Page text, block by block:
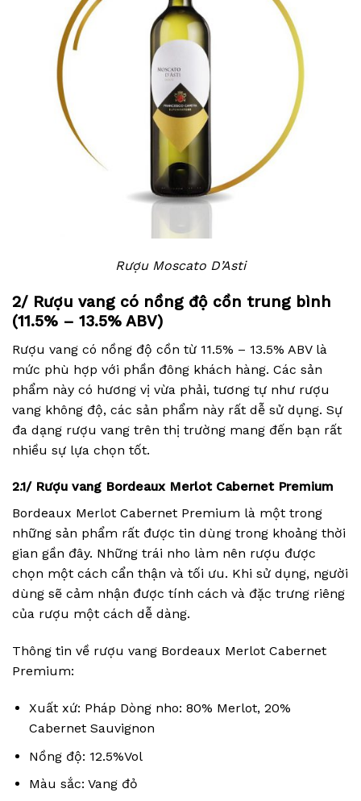
Rượu Moscato D’Asti
2/ Rượu vang có nồng độ cồn trung bình
(11.5% – 13.5% ABV)
Rượu vang có nồng độ cồn từ 11.5% – 13.5% ABV là
mức phù hợp với phần đông khách hàng. Các sản
phẩm này có hương vị vừa phải, tương tự như rượu
vang không độ, các sản phẩm này rất dễ sử dụng. Sự
đa dạng rượu vang trên thị trường mang đến bạn rất
nhiều sự lựa chọn tốt.
2.1/ Rượu vang Bordeaux Merlot Cabernet Premium
Bordeaux Merlot Cabernet Premium là một trong
những sản phẩm rất được tin dùng trong khoảng thời
gian gần đây. Những trái nho làm nên rượu được
chọn một cách cẩn thận và tối ưu. Khi sử dụng, người
dùng sẽ cảm nhận được tính cách và đặc trưng riêng
của rượu một cách dễ dàng.
Thông tin về rượu vang Bordeaux Merlot Cabernet
Premium:
Xuất xứ: Pháp Dòng nho: 80% Merlot, 20%
Cabernet Sauvignon
Nồng độ: 12.5%Vol
Màu sắc: Vang đỏ